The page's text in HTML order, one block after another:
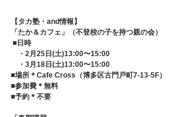
【タカ塾・and情報】
「たか＆カフェ」（不登校の子を持つ親の会）
■日時
・2月25日(土)13:00〜15:00
・3月18日(土)13:00〜15:00
■場所＊Cafe Cross（博多区古門戸町7-13-5F）
■参加費＊無料
■予約＊不要